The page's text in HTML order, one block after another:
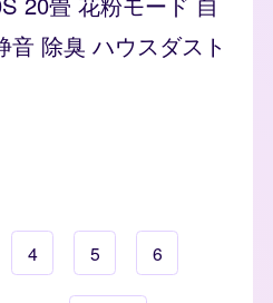
除臭 ハウスダスト
Page
4 Page
5 Page
6